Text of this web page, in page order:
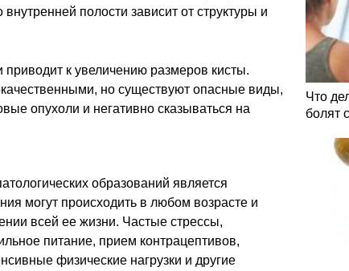
полости зависит от структуры и
к увеличению размеров кисты.
но существуют опасные виды,
опухоли и негативно сказываться на
образований является
могут происходить в любом возрасте и
всей ее жизни. Частые стрессы,
питание, прием контрацептивов,
физические нагрузки и другие
Что
болят